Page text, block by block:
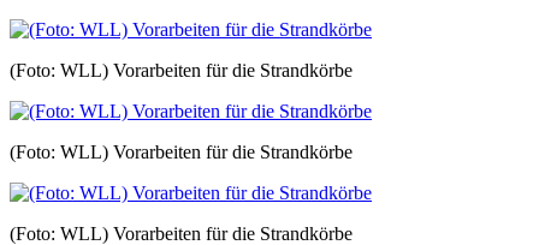
(Foto: WLL) Vorarbeiten für die Strandkörbe
(Foto: WLL) Vorarbeiten für die Strandkörbe
(Foto: WLL) Vorarbeiten für die Strandkörbe